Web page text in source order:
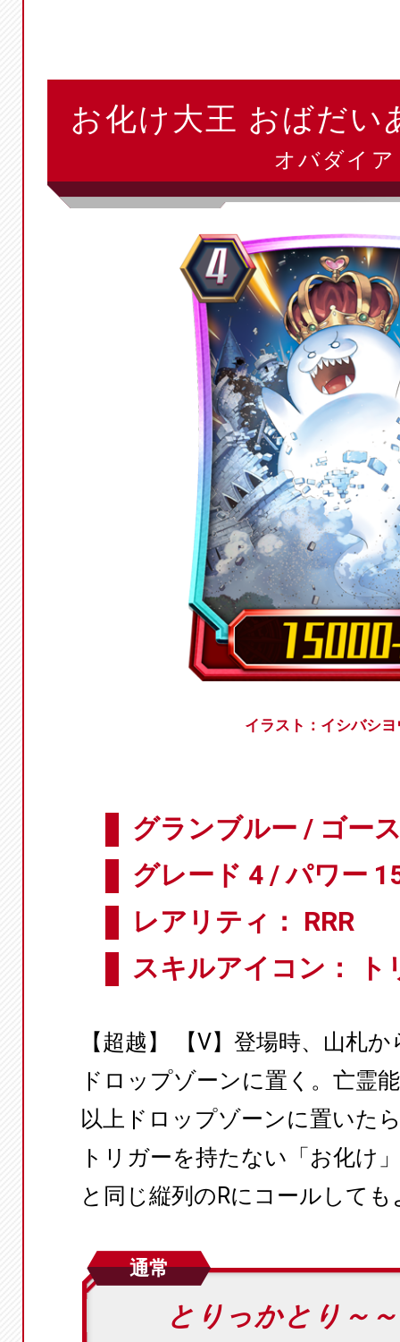
お化け大王 おばだ
オバダイ
イラスト：イシバシ
グランブルー / ゴー
グレード 4 / パワー
レアリティ： RRR
スキルアイコン： ト
【超越】 【V】登場時、山札
ドロップゾーンに置く。亡霊
以上ドロップゾーンに置いた
トリガーを持たない「お化け
と同じ縦列のRにコールしても
通常
とりっかとり～